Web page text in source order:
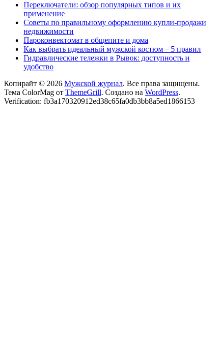
Переключатели: обзор популярных типов и их
применение
Советы по правильному оформлению купли-продажи
недвижимости
Пароконвектомат в общепите и дома
Как выбрать идеальный мужской костюм – 5 правил
Гидравлические тележки в Рывок: доступность и
удобство
Копирайт © 2026 Мужской журнал. Все права защищены.
Тема ColorMag от ThemeGrill. Создано на WordPress.
Verification: fb3a170320912ed38c65fa0db3bb8a5ed1866153